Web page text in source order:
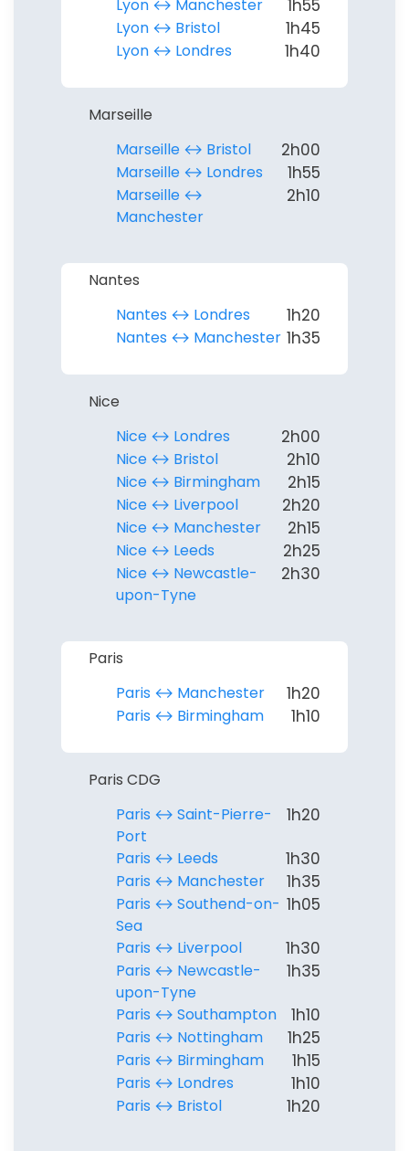
Lyon ↔︎ Manchester
1h55
Lyon ↔︎ Bristol 1h45
Lyon ↔︎ Londres 1h40
Marseille
Marseille ↔︎ Bristol
2h00
Marseille ↔︎ Londres 1h55
Marseille ↔︎
Manchester
2h10
Nantes
Nantes ↔︎ Londres
1h20
Nantes ↔︎ Manchester 1h35
Nice
Nice ↔︎ Londres
2h00
Nice ↔︎ Bristol 2h10
Nice ↔︎ Birmingham 2h15
Nice ↔︎ Liverpool 2h20
Nice ↔︎ Manchester 2h15
Nice ↔︎ Leeds 2h25
Nice ↔︎ Newcastle-
upon-Tyne
2h30
Paris
Paris ↔︎ Manchester
1h20
Paris ↔︎ Birmingham 1h10
Paris CDG
Paris ↔︎ Saint-Pierre-
Port
1h20
Paris ↔︎ Leeds 1h30
Paris ↔︎ Manchester 1h35
Paris ↔︎ Southend-on-
Sea
1h05
Paris ↔︎ Liverpool 1h30
Paris ↔︎ Newcastle-
upon-Tyne
1h35
Paris ↔︎ Southampton 1h10
Paris ↔︎ Nottingham 1h25
Paris ↔︎ Birmingham 1h15
Paris ↔︎ Londres 1h10
Paris ↔︎ Bristol 1h20